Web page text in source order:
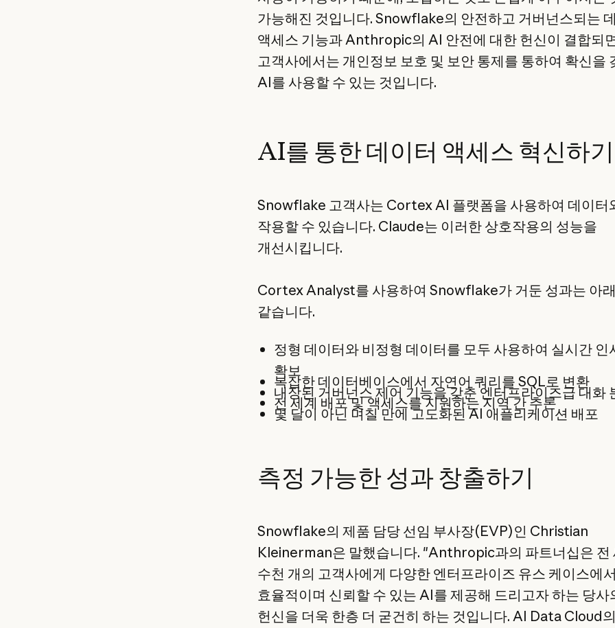
가능해진 것입니다. Snowflake의 안전하고 거버넌스되는
액세스 기능과 Anthropic의 AI 안전에 대한 헌신이 결합되
고객사에서는 개인정보 보호 및 보안 통제를 통하여 확신을
AI를 사용할 수 있는 것입니다.
AI를 통한 데이터 액세스 혁신하기
Snowflake 고객사는 Cortex AI 플랫폼을 사용하여 데이터
작용할 수 있습니다. Claude는 이러한 상호작용의 성능을
개선시킵니다.
Cortex Analyst를 사용하여 Snowflake가 거둔 성과는 아
같습니다.
정형 데이터와 비정형 데이터를 모두 사용하여 실시간 인
확보
복잡한 데이터베이스에서 자연어 쿼리를 SQL로 변환
내장된 거버넌스 제어 기능을 갖춘 엔터프라이즈급 대화
전 세계 배포 및 액세스를 지원하는 지역 간 추론
몇 달이 아닌 며칠 만에 고도화된 AI 애플리케이션 배포
측정 가능한 성과 창출하기
Snowflake의 제품 담당 선임 부사장(EVP)인 Christian
Kleinerman은 말했습니다. "Anthropic과의 파트너십은 전
수천 개의 고객사에게 다양한 엔터프라이즈 유스 케이스에
효율적이며 신뢰할 수 있는 AI를 제공해 드리고자 하는 당사
헌신을 더욱 한층 더 굳건히 하는 것입니다. AI Data Cloud